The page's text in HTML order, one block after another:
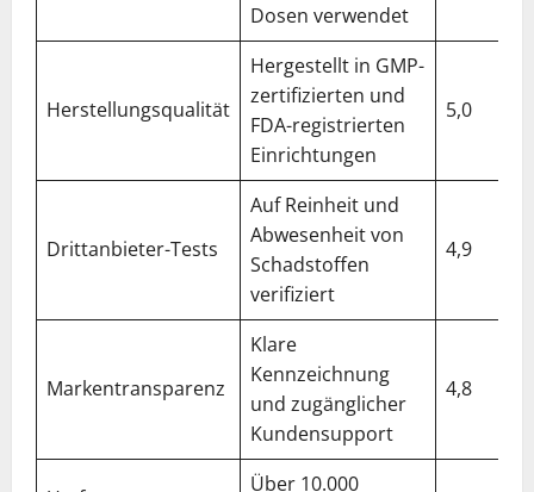
Dosen verwendet
Herstellungsqualität
Hergestellt in GMP-
zertifizierten und
FDA-registrierten
Einrichtungen
5,0
Drittanbieter-Tests
Auf Reinheit und
Abwesenheit von
Schadstoffen
verifiziert
4,9
Markentransparenz
Klare
Kennzeichnung
und zugänglicher
Kundensupport
4,8
Über 10.000